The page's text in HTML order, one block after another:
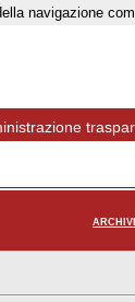
navigazione